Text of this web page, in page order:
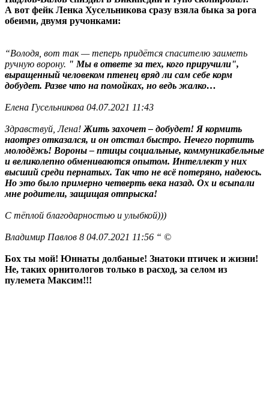
А вот фейк Ленка Хусельникова сразу взяла быка за рога
обеими, двумя ручонками:
“Володя, вот так — теперь придётся спасителю заиметь
ручную ворону. " Мы в ответе за тех, кого приручили",
выращенный человеком птенец вряд ли сам себе корм
добудет. Разве что на помойках, но ведь жалко…
Елена Гусельникова 04.07.2021 11:43
Здравствуй, Лена! Жить захочет – добудет! Я кормить
наотрез отказался, и он отстал быстро. Нечего портить
молодёжь! Вороны – птицы социальные, коммуникабельные
и великолепно обмениваются опытом. Интеллект у них
высший среди пернатых. Так что не всё потеряно, надеюсь.
Но это было примерно четверть века назад. Ох и всыпали
мне родители, защищая отпрыска!
С тёплой благодарностью и улыбкой)))
Владимир Павлов 8 04.07.2021 11:56 “ ©
Бох ты мой! Юннаты долбаные! Знатоки птичек и жизни!
Не, таких орнитологов только в расход, за селом из
пулемета Максим!!!